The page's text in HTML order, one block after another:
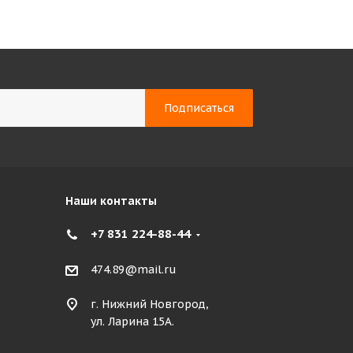
Наши контакты
+7 831 224-88-44
474.89@mail.ru
г. Нижний Новгород,
ул. Ларина 15А.